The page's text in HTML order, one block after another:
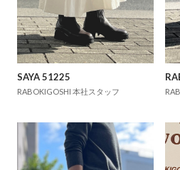
SAYA 51225
RABOKIGOSHI 本社スタッフ